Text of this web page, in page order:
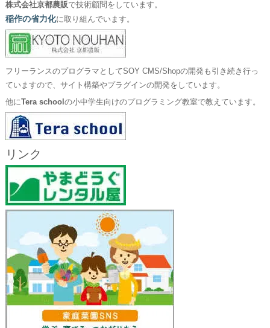
株式会社京都農販で技術顧問をしています。
稲作の省力化に取り組んでいます。
フリーランスのプログラマとしてSOY CMS/Shopの開発も引き続き行っ
ていますので、サイト構築やプラグインの開発をしています。
他にTera school の小中学生向けのプログラミング教室で教えています。
リンク